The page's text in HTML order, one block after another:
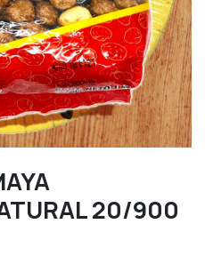
20/900